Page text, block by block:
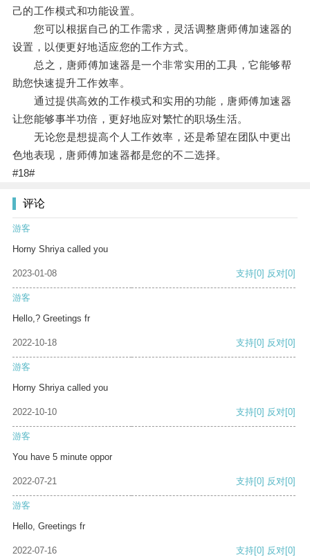
己的工作模式和功能设置。
您可以根据自己的工作需求，灵活调整唐师傅加速器的
设置，以便更好地适应您的工作方式。
总之，唐师傅加速器是一个非常实用的工具，它能够帮
助您快速提升工作效率。
通过提供高效的工作模式和实用的功能，唐师傅加速器
让您能够事半功倍，更好地应对繁忙的职场生活。
无论您是想提高个人工作效率，还是希望在团队中更出
色地表现，唐师傅加速器都是您的不二选择。
#18#
评论
游客
Horny Shriya called you
2023-01-08 支持[0] 反对[0]
游客
Hello,? Greetings fr
2022-10-18 支持[0] 反对[0]
游客
Horny Shriya called you
2022-10-10 支持[0] 反对[0]
游客
You have 5 minute oppor
2022-07-21 支持[0] 反对[0]
游客
Hello, Greetings fr
2022-07-16 支持[0] 反对[0]